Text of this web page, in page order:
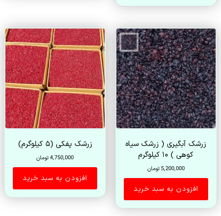
زرشک آبگیری ( زرشک سیاه
کوهی ) ۱۰ کیلوگرم
5,200,000 تومان
افزودن به سبد خرید
زرشک پفکی (۵ کیلوگرم)
4,750,000تومان
افزودن به سبد خرید